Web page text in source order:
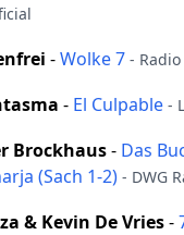
-Wolke 7 -
- El Culpable -
Brockhaus- Das
(Sach 1-2) - DWG
& Kevin De Vries-